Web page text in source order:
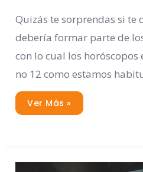
Quizás te sorprendas si te
debería formar parte de
con lo cual los
no 12 como estamos
Ver Más »